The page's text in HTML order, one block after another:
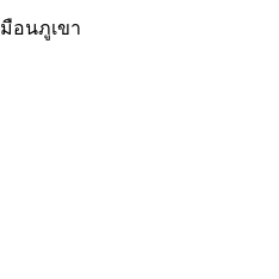
อนภูเขา